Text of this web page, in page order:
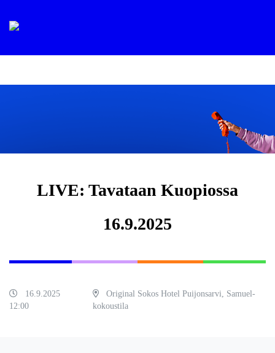
LIVE: Tavataan Kuopiossa
16.9.2025
16.9.2025
12:00
Original Sokos Hotel Puijonsarvi, Samuel-
kokoustila